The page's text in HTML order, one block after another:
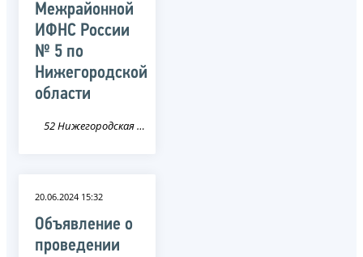
Межрайонной
ИФНС России
№ 5 по
Нижегородской
области
52 Нижегородская область
20.06.2024 15:32
Объявление о
проведении